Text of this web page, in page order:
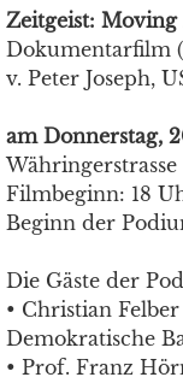
Zeitgeist:
Dokumentarfilm
v. Peter Joseph,
am Donnerstag,
Währingerstrasse
Filmbeginn: 18
Beginn der
Die Gäste der
• Christian
Demokratische
• Prof. Franz